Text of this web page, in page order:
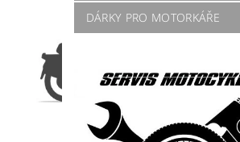
DÁRKY PRO MOTORKÁŘE